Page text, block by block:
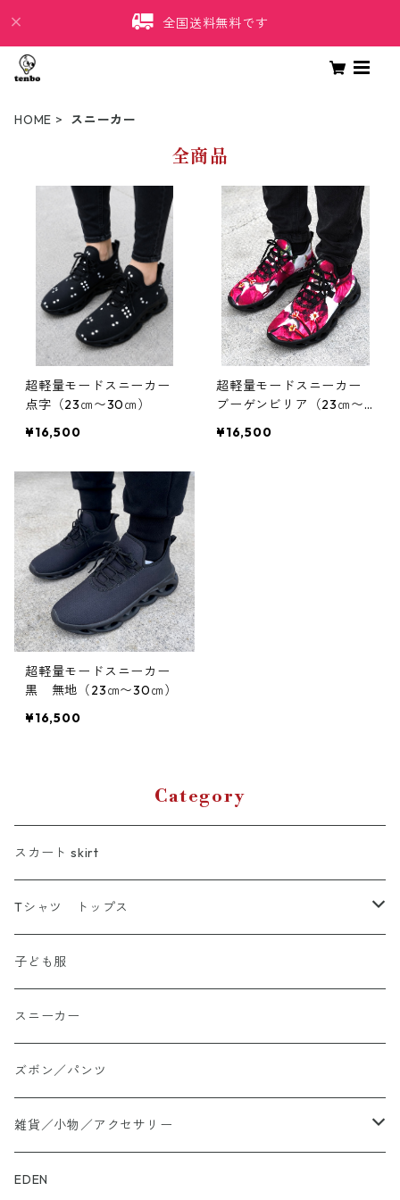
全国送料無料です
HOME スニーカー
全商品
超軽量モードスニーカー
点字（23㎝〜30㎝）
¥16,500
超軽量モードスニーカー
ブーゲンビリア（23㎝〜3
¥16,500
超軽量モードスニーカー
黒 無地（23㎝〜30㎝）
¥16,500
Category
スカート skirt
Tシャツ トップス
Tシャツ
シャツ
大きいサイズ
ロングTシャツ
子ども服
スニーカー
ズボン／パンツ
雑貨／小物／アクセサリー
トートバッグ
EDEN